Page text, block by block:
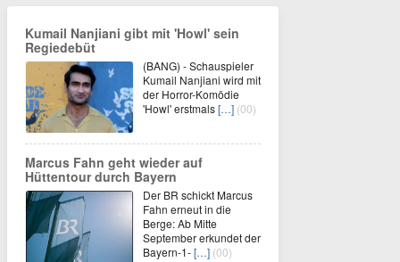
Kumail Nanjiani gibt mit 'Howl' sein
Regiedebüt
(BANG) - Schauspieler
Kumail Nanjiani wird mit
der Horror-Komödie
'Howl' erstmals[…] (00)
Marcus Fahn geht wieder auf
Hüttentour durch Bayern
Der BR schickt Marcus
Fahn erneut in die
Berge: Ab Mitte
September erkundet der
Bayern-1-[…] (00)